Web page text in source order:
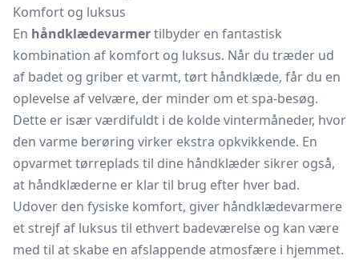
Komfort og luksus
En håndklædevarmertilbyder en fantastisk
kombination af komfort og luksus. Når du træder ud
af badet og griber et varmt, tørt håndklæde, får du en
oplevelse af velvære, der minder om et spa-besøg.
Dette er især værdifuldt i de kolde vintermåneder, hvor
den varme berøring virker ekstra opkvikkende. En
opvarmet tørreplads til dine håndklæder sikrer også,
at håndklæderne er klar til brug efter hver bad.
Udover den fysiske komfort, giver håndklædevarmere
et strejf af luksus til ethvert badeværelse og kan være
med til at skabe en afslappende atmosfære i hjemmet.